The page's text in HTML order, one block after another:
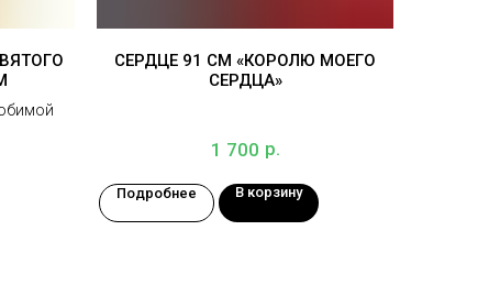
СЕРДЦЕ 91 СМ «КОРОЛЮ МОЕГО
СЕРДЦА»
1 700 р.
Подробнее В корзину